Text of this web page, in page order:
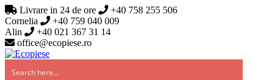
Livrare in 24 de ore
+40 758 255 506
Cornelia
+40 759 040 009
Alin
+40 021 367 31 14
office@ecopiese.ro